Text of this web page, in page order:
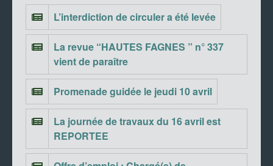
L’interdiction de circuler a été levée
La revue “HAUTES FAGNES ” n° 337
vient de paraître
Promenade guidée le jeudi 10 avril
La journée de travaux du 16 avril est
REPORTEE